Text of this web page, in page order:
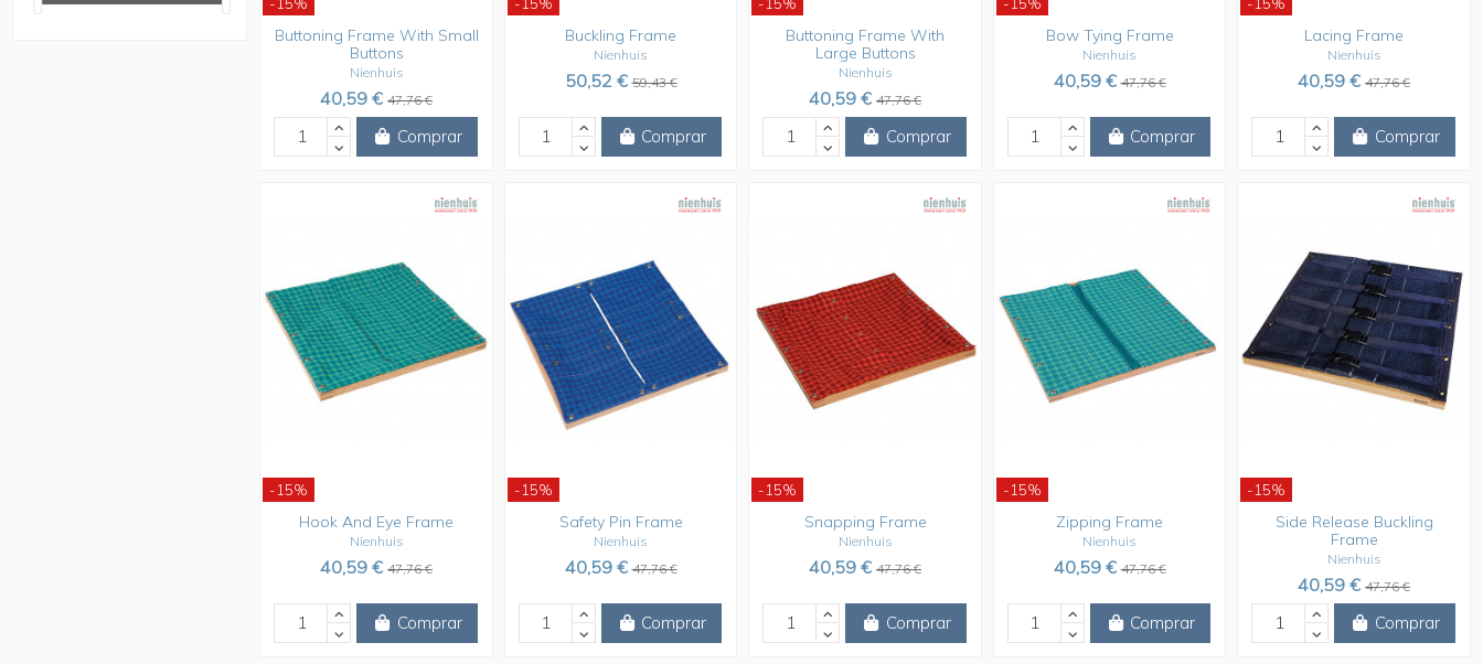
Buttoning Frame With Small
Buttons
Nienhuis
40,59 € 47,76 €
Comprar
Buckling Frame
Nienhuis
50,52 €59,43 €
Comprar
Buttoning Frame With
Large Buttons
Nienhuis
40,59 € 47,76 €
Comprar
Bow Tying Frame
Nienhuis
40,59 €47,76 €
Comprar
Lacing Frame
Nienhuis
40,59 € 47,76 €
Comprar
-15%
Hook And Eye Frame
Nienhuis
40,59 € 47,76 €
Comprar
-15%
Safety Pin Frame
Nienhuis
40,59 €47,76 €
Comprar
-15%
Snapping Frame
Nienhuis
40,59 € 47,76 €
Comprar
-15%
Zipping Frame
Nienhuis
40,59 €47,76 €
Comprar
-15%
Side Release Buckling
Frame
Nienhuis
40,59 € 47,76 €
Comprar